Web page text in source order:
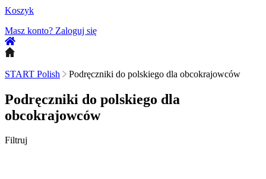
Koszyk
Masz konto? Zaloguj się
START Polish Podręczniki do polskiego dla obcokrajowców
Podręczniki do polskiego dla
obcokrajowców
Filtruj